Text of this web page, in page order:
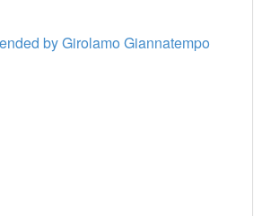
by Girolamo Giannatempo